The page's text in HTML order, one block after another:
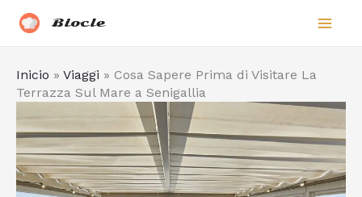
Biocle
Inicio » Viaggi » Cosa Sapere Prima di Visitare La
Terrazza Sul Mare a Senigallia